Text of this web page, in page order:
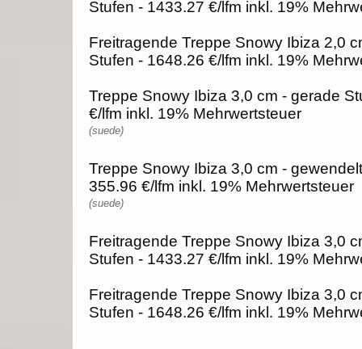
Stufen - 1433.27 €/lfm inkl. 19%
Freitragende Treppe Snowy Ibiza 2,0
Stufen - 1648.26 €/lfm inkl. 19%
Treppe Snowy Ibiza 3,0 cm - gerade
€/lfm inkl. 19% Mehrwertsteuer
(suede)
Treppe Snowy Ibiza 3,0 cm -
355.96 €/lfm inkl. 19% Mehrwertsteuer
(suede)
Freitragende Treppe Snowy Ibiza 3,0
Stufen - 1433.27 €/lfm inkl. 19%
Freitragende Treppe Snowy Ibiza 3,0
Stufen - 1648.26 €/lfm inkl. 19%